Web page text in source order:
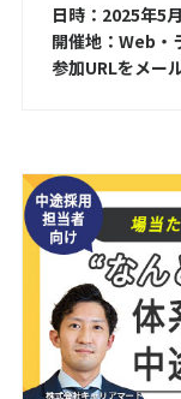
日時：2025年5
開催地：Web・
参加URLをメー